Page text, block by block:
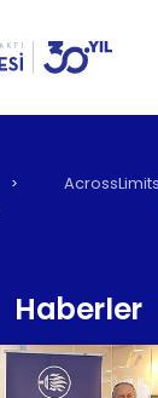
Haberler